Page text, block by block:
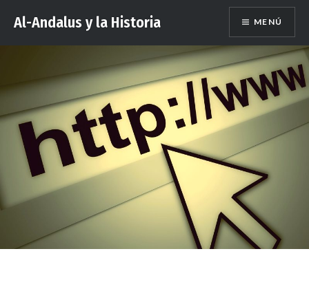
contenido
Al-Andalus y la Historia MENÚ